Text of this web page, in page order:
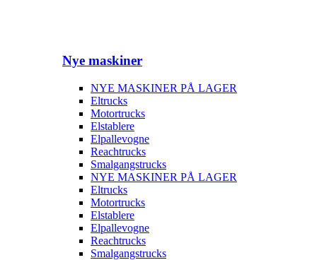
Nye maskiner
NYE MASKINER PÅ LAGER
Eltrucks
Motortrucks
Elstablere
Elpallevogne
Reachtrucks
Smalgangstrucks
NYE MASKINER PÅ LAGER
Eltrucks
Motortrucks
Elstablere
Elpallevogne
Reachtrucks
Smalgangstrucks